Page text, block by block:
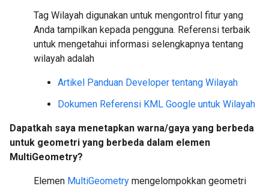
Tag Wilayah digunakan untuk mengontrol fitur yang
Anda tampilkan kepada pengguna. Referensi terbaik
untuk mengetahui informasi selengkapnya tentang
wilayah adalah
Artikel Panduan Developer tentang Wilayah
Dokumen Referensi KML Google untuk Wilayah
Dapatkah saya menetapkan warna/gaya yang berbeda
untuk geometri yang berbeda dalam elemen
MultiGeometry?
Elemen MultiGeometry mengelompokkan geometri